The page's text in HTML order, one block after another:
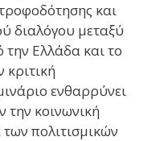
και
διαλόγου μεταξύ
Ελλάδα και το
ενθαρρύνει
την κοινωνική
πολιτισμικών